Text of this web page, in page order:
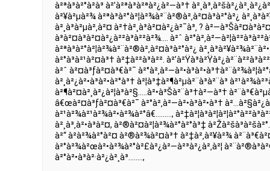
à²ªà³à²°à²­à³ à²’à²ªà³à²ªà²¿à²—à³†
à²¥à²µà²¾ à²ªà³à²°à²¦à²¾à²¨à²®à²‚à²¤à³à²°à²¿
à²¸à³à²µà²‚à²¤ à²†à²¸à³à²¤à²¿à²¯à³‚ ?
à³à²¤à³à²¤à²¿à²²à³à²²à²¾…. à²ˆ
à²ªà³à²°à²¦à²¾à²¨à²®à²‚à²¤à³à²°à²¿
à²°à³à²¹à²¤à³† à²‡à²²à³à²².
à²ˆ à²¤à³ƒà²¤à³€à²¯
à²¸à²¿à²•à³à²•à²°à³† à²¦à³‡à²¶à²µà²¨à³à²¨à³
à²¶à²¤à²¸à²¿à²¦à³à²§…..à²•à³Šà²¨à³†à²—à³†
â€œà²¤à³ƒà²¤à³€à²¯ à²°à²‚à²—à²•à³à²•à³†
à²¹à²¾à²¹à²¾à²•à²¾à²°â€………,
à²¸à³‚à²•à³à²¤, à²®à²¤à²¦à²¾à²°à²°à³‡
à²“ à²­à²¾à²°à²¤ à²®à²¾à²¤à³† à²‡à²‚à²¥à²¾
à²°à²¾à²œà²•à²¾à²°à²£à²¿à²—à²³à²¿à²‚à²¦
à²°à²•à³à²·à²¿à²¸à³……..,